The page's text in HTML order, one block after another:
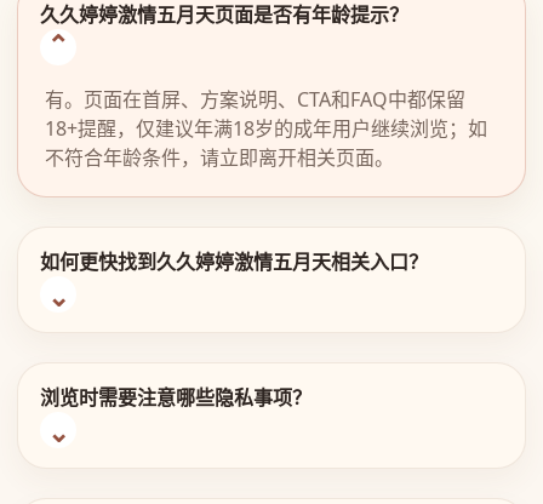
久久婷婷激情五月天页面是否有年龄提示？
有。页面在首屏、方案说明、CTA和FAQ中都保留
18+提醒，仅建议年满18岁的成年用户继续浏览；如
不符合年龄条件，请立即离开相关页面。
如何更快找到久久婷婷激情五月天相关入口？
浏览时需要注意哪些隐私事项？